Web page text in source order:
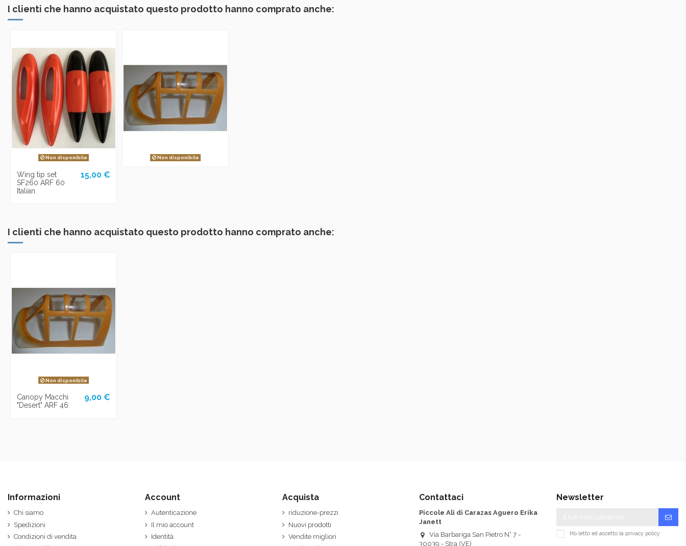
I clienti che hanno acquistato questo prodotto hanno comprato anche:
Non disponibile
Wing tip set
SF260 ARF 60
Italian
15,00 €
Non disponibile
I clienti che hanno acquistato questo prodotto hanno comprato anche:
Non disponibile
Canopy Macchi
"Desert" ARF 46
9,00 €
Informazioni
Chi siamo
Spedizioni
Condizioni di vendita
Account
Autenticazione
Il mio account
Identità
Acquista
riduzione-prezzi
Nuovi prodotti
Vendite migliori
Contattaci
Piccole Ali di Carazas Aguero Erika
Janett
Via Barbariga San Pietro N° 7 -
30039 - Stra (VE)
Newsletter
Ho letto ed accetto la privacy policy